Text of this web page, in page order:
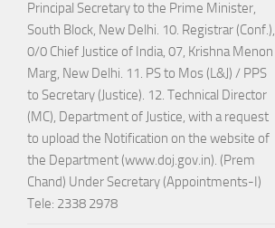
Principal Secretary to the Prime Minister,
South Block, New Delhi. 10. Registrar (Conf.),
0/0 Chief Justice of India, 07, Krishna Menon
Marg, New Delhi. 11. PS to Mos (L&J) / PPS
to Secretary (Justice). 12. Technical Director
(MC), Department of Justice, with a request
to upload the Notification on the website of
the Department (www.doj.gov.in). (Prem
Chand) Under Secretary (Appointments-I)
Tele: 2338 2978